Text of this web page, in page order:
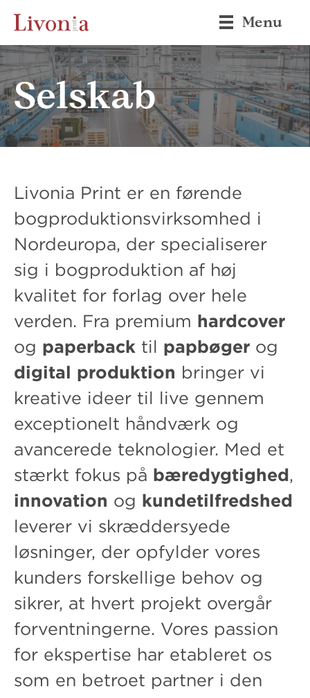
Menu
Selskab
Livonia Print er en førende
bogproduktionsvirksomhed i
Nordeuropa, der specialiserer
sig i bogproduktion af høj
kvalitet for forlag over hele
verden. Fra premium hardcover
og paperback til papbøger og
digital produktion bringer vi
kreative ideer til live gennem
exceptionelt håndværk og
avancerede teknologier. Med et
stærkt fokus på bæredygtighed,
innovation og kundetilfredshed
leverer vi skræddersyede
løsninger, der opfylder vores
kunders forskellige behov og
sikrer, at hvert projekt overgår
forventningerne. Vores passion
for ekspertise har etableret os
som en betroet partner i den